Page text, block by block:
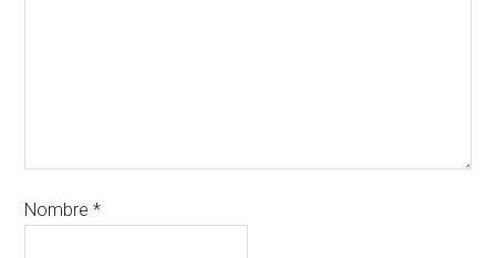
Nombre*